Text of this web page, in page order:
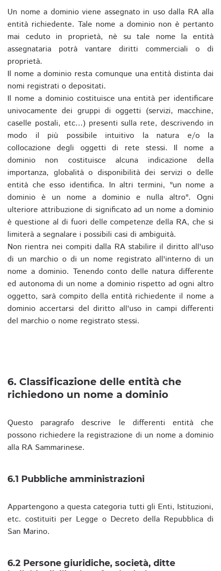
Un nome a dominio viene assegnato in uso dalla RA alla
entità richiedente. Tale nome a dominio non è pertanto
mai ceduto in proprietà, nè su tale nome la entità
assegnataria potrà vantare diritti commerciali o di
proprietà.
Il nome a dominio resta comunque una entità distinta dai
nomi registrati o depositati.
Il nome a dominio costituisce una entità per identificare
univocamente dei gruppi di oggetti (servizi, macchine,
caselle postali, etc...) presenti sulla rete, descrivendo in
modo il più possibile intuitivo la natura e/o la
collocazione degli oggetti di rete stessi. Il nome a
dominio non costituisce alcuna indicazione della
importanza, globalità o disponibilità dei servizi o delle
entità che esso identifica. In altri termini, "un nome a
dominio è un nome a dominio e nulla altro". Ogni
ulteriore attribuzione di significato ad un nome a dominio
è questione al di fuori delle competenze della RA, che si
limiterà a segnalare i possibili casi di ambiguità.
Non rientra nei compiti dalla RA stabilire il diritto all'uso
di un marchio o di un nome registrato all'interno di un
nome a dominio. Tenendo conto delle natura differente
ed autonoma di un nome a dominio rispetto ad ogni altro
oggetto, sarà compito della entità richiedente il nome a
dominio accertarsi del diritto all'uso in campi differenti
del marchio o nome registrato stessi.
6. Classificazione delle entità che
richiedono un nome a dominio
Questo paragrafo descrive le differenti entità che
possono richiedere la registrazione di un nome a dominio
alla RA Sammarinese.
6.1 Pubbliche amministrazioni
Appartengono a questa categoria tutti gli Enti, Istituzioni,
etc. costituiti per Legge o Decreto della Repubblica di
San Marino.
6.2 Persone giuridiche, società, ditte